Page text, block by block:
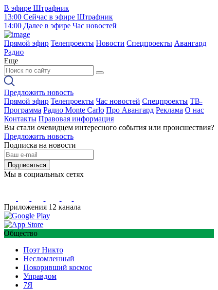
В эфире Штрафник
13:00 Сейчас в эфире Штрафник
14:00 Далее в эфире Час новостей
Прямой эфир Телепроекты Новости Спецпроекты Авангард
Радио
Еще
Предложить новость
Прямой эфир Телепроекты Час новостей Спецпроекты ТВ-
Программа Радио Monte Carlo Про Авангард Реклама О нас
Контакты Правовая информация
Вы стали очевидцем интересного события или происшествия?
Предложить новость
Подписка на новости
Подписаться
Мы в социальных сетях
Приложения 12 канала
Общество
Поэт Никто
Несломленный
Покоривший космос
Управдом
7Я